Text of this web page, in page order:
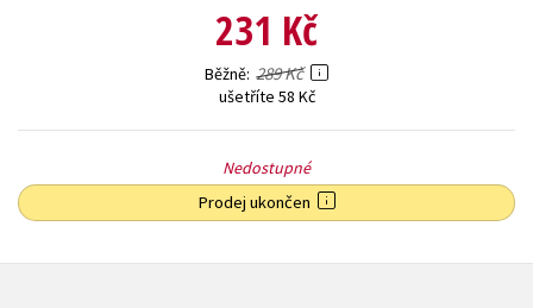
231 Kč
Běžně 289 Kč
ušetříte 58 Kč
Nedostupné
Prodej ukončen